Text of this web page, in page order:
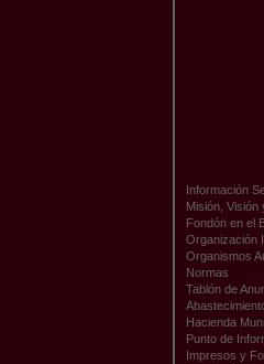
Información
Misión, Visión
Fondón en el
Organización
Organismos
Normas
Tablón de
Hacienda
Punto de
Impresos y